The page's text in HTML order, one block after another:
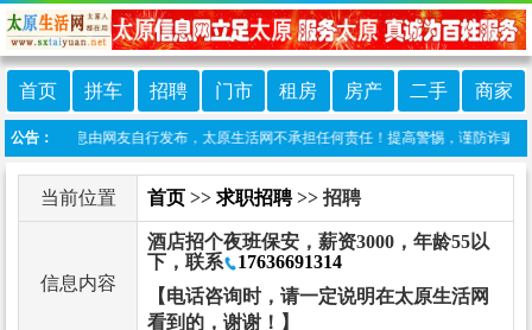
首页 拼车 招聘 门市 租房 房产 二手 商家
公告：
本栏目信息由网友自行发布，太原生活网不承担任何责任！提高警惕，谨防诈骗！
当前位置 首页 >> 求职招聘>> 招聘
信息内容
酒店招个夜班保安，薪资3000，年龄55以
下，联系
17636691314
【电话咨询时，请一定说明在太原生活网
看到的，谢谢！】